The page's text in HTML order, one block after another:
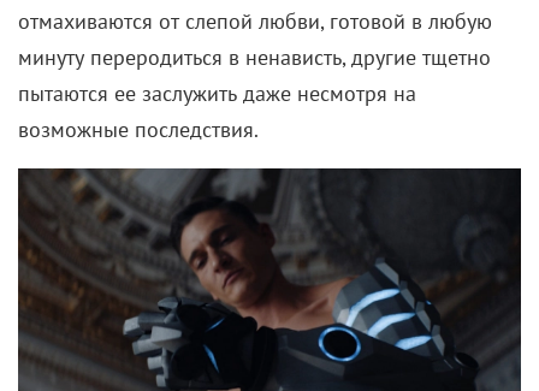
отмахиваются от слепой любви, готовой в любую
минуту переродиться в ненависть, другие тщетно
пытаются ее заслужить даже несмотря на
возможные последствия.